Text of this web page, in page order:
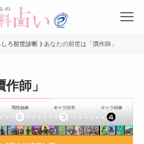
ろ前世診断 あなたの前世は「贋作師」
師」